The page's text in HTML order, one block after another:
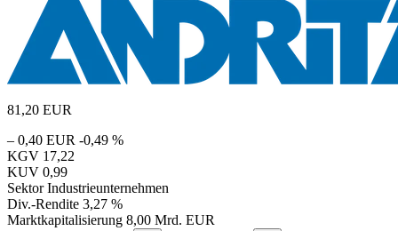
81,20 EUR
– 0,40 EUR -0,49 %
KGV 17,22
KUV 0,99
Sektor Industrieunternehmen
Div.-Rendite 3,27 %
Marktkapitalisierung 8,00 Mrd. EUR